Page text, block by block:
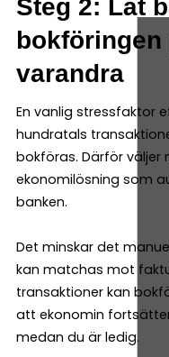
Steg 2: Låt
bokföringen
varandra
En vanlig stressfaktor
hundratals
bokföras. Därför
ekonomilösning som
banken.
Det minskar det
kan matchas mot
transaktioner kan
att ekonomin
medan du är ledig.